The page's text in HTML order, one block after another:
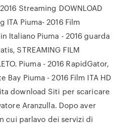
Streaming DOWNLOAD
ITA Piuma- 2016 Film
Italiano Piuma - 2016 guarda
STREAMING FILM
Piuma - 2016 RapidGator,
Bay Piuma - 2016 Film ITA HD
download Siti per scaricare
Aranzulla. Dopo aver
cui parlavo dei servizi di